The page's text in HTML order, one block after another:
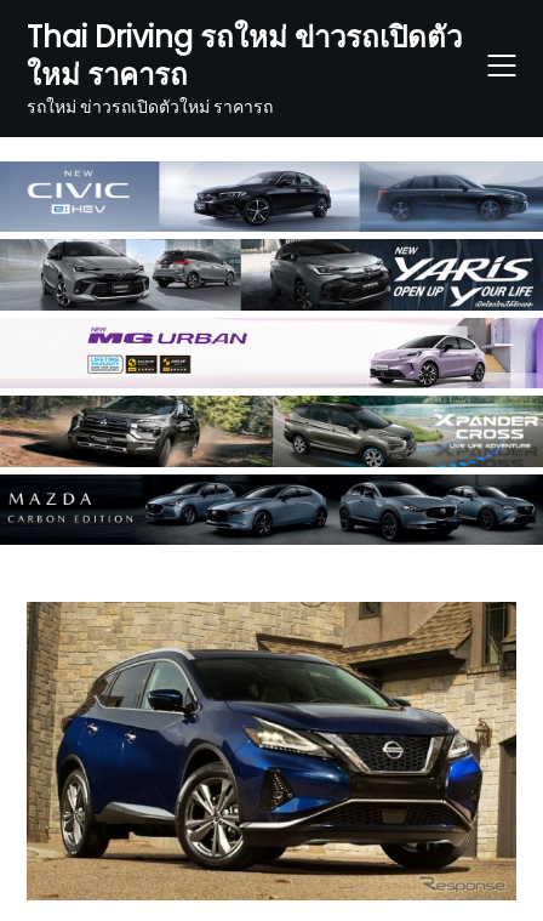
content
Thai Driving รถใหม่ ข่าวรถเปิดตัว
ใหม่ ราคารถ
รถใหม่ ข่าวรถเปิดตัวใหม่ ราคารถ